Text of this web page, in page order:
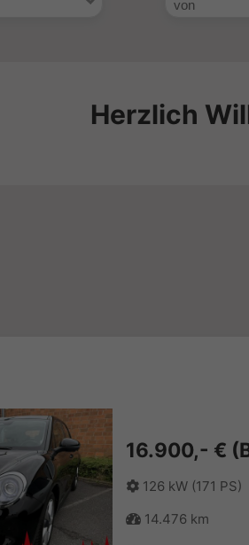
Herzlich
16.900,- €
126 kW (171 PS)
14.476 km